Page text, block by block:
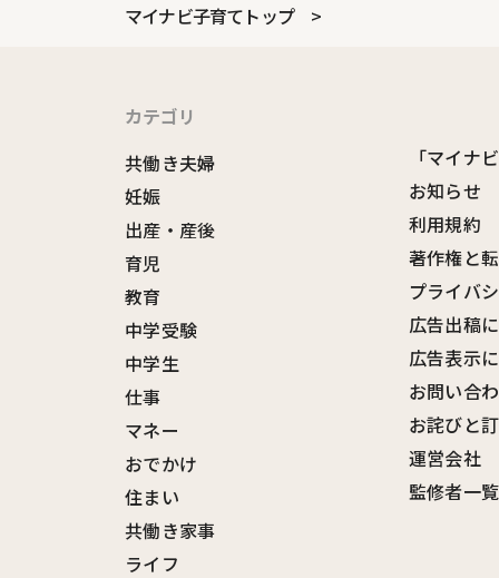
マイナビ子育てトップ
カテゴリ
共働き夫婦
妊娠
出産・産後
育児
教育
中学受験
中学生
仕事
マネー
おでかけ
住まい
共働き家事
ライフ
「マイナ
お知らせ
利用規約
著作権と
プライバ
広告出稿
広告表示
お問い合
お詫びと
運営会社
監修者一覧